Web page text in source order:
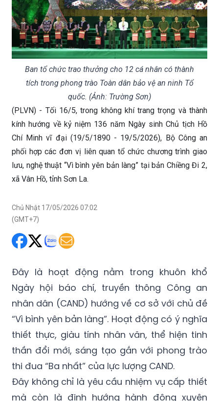
Ban tổ chức trao thưởng cho 12 cá nhân có thành
tích trong phong trào Toàn dân bảo vệ an ninh Tổ
quốc. (Ảnh: Trường Sơn)
(PLVN) - Tối 16/5, trong không khí trang trọng và thành
kính hướng về kỷ niệm 136 năm Ngày sinh Chủ tịch Hồ
Chí Minh vĩ đại (19/5/1890 - 19/5/2026), Bộ Công an
phối hợp các đơn vị liên quan tổ chức chương trình giao
lưu, nghệ thuật “Vì bình yên bản làng” tại bản Chiềng Đi 2,
xã Vân Hồ, tỉnh Sơn La.
Chủ Nhật 17/05/2026 07:02
(GMT+7)
Đây là hoạt động nằm trong khuôn khổ
Ngày hội báo chí, truyền thông Công an
nhân dân (CAND) hướng về cơ sở với chủ đề
“Vì bình yên bản làng”. Hoạt động có ý nghĩa
thiết thực, giàu tính nhân văn, thể hiện tinh
thần đổi mới, sáng tạo gắn với phong trào
thi đua “Ba nhất” của lực lượng CAND.
Đây không chỉ là yêu cầu nhiệm vụ cấp thiết
mà còn là định hướng hành động xuyên